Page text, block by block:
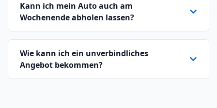
Kann ich mein Auto auch am
Wochenende abholen lassen?
Wie kann ich ein unverbindliches
Angebot bekommen?